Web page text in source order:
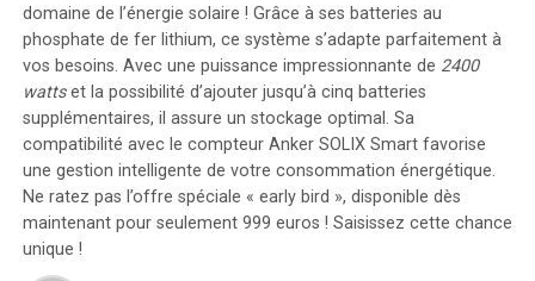
Qui est Dearica Hamby ?
Dearica Hamby est une joueuse de basketball
professionnelle, reconnue comme une All-Star de la
WNBA à trois reprises et évoluant au poste d’ailière
pour les Los Angeles Sparks. À 30 ans, elle est en pleine
forme, affichant des performances impressionnantes en
tant que rebondeuse et marqueuse. Elle est également
mère de deux enfants : Amaya (7 ans) et Legend (1 an).
domaine de l’énergie solaire ! Grâce à ses batteries au
phosphate de fer lithium, ce système s’adapte parfaitement à
vos besoins. Avec une puissance impressionnante de 2400
wattset la possibilité d’ajouter jusqu’à cinq batteries
supplémentaires, il assure un stockage optimal. Sa
compatibilité avec le compteur Anker SOLIX Smart favorise
une gestion intelligente de votre consommation énergétique.
Ne ratez pas l’offre spéciale « early bird », disponible dès
maintenant pour seulement 999 euros ! Saisissez cette chance
unique !